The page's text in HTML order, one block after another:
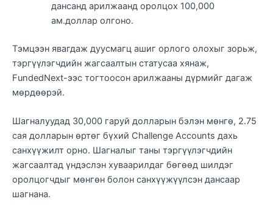
дансанд арилжаанд оролцох 100,000
ам.доллар олгоно.
Тэмцээн явагдаж дуусмагц ашиг орлого олохыг зорьж,
тэргүүлэгчдийн жагсаалтын статусаа хянаж,
FundedNext-ээс тогтоосон арилжааны дүрмийг дагаж
мөрдөөрэй.
Шагналуудад 30,000 гаруй долларын бэлэн мөнгө, 2.75
сая долларын өртөг бүхий Challenge Accounts дахь
санхүүжилт орно. Шагналыг таны тэргүүлэгчдийн
жагсаалтад үндэслэн хуваарилдаг бөгөөд шилдэг
оролцогчдыг мөнгөн болон санхүүжүүлсэн дансаар
шагнана.